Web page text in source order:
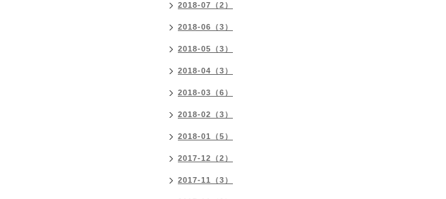
2018-07（2）
2018-06（3）
2018-05（3）
2018-04（3）
2018-03（6）
2018-02（3）
2018-01（5）
2017-12（2）
2017-11（3）